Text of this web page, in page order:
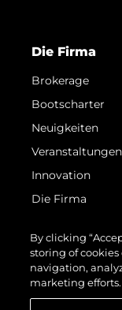
Die Firma
Brokerage
Bootscharter
Neuigkeiten
Veranstaltungen
Innovation
Die Firma
Lifestyle
Geschichte
Bewerten Sie
By clicking
storing of
navigation,
marketing efforts.